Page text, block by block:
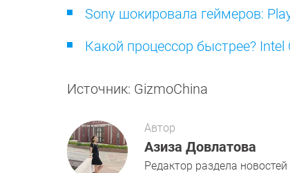
Sony шокировала геймеров:
Какой процессор быстрее?
Источник: GizmoChina
Автор
Азиза Довлатова
Редактор раздела новостей